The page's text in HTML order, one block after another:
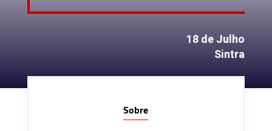
18 de Julho
Sintra
Sobre